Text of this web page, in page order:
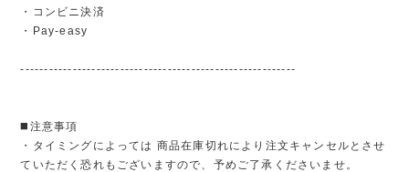
・コンビニ決済
・Pay-easy
----------------------------------------------------------
◼️注意事項
・タイミングによっては 商品在庫切れにより注文キャンセルとさせ
ていただく恐れもございますので、予めご了承くださいませ。